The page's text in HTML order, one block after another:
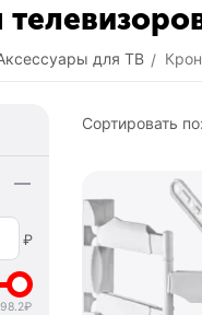
для ТВ /
Сортировать по:
₽
₽